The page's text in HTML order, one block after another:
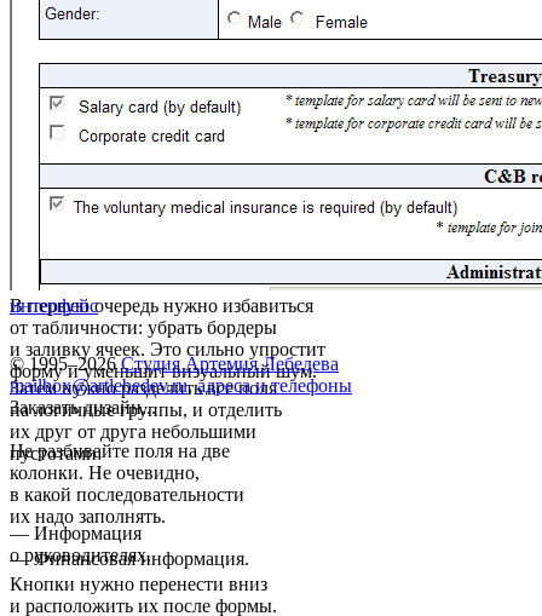
В первую очередь нужно избавиться
от табличности: убрать бордеры
и заливку ячеек. Это сильно упростит
форму и уменьшит визуальный шум.
Затем нужно разделить все поля
на логичные группы, и отделить
их друг от друга небольшими
пустотами:
Не разбивайте поля на две
колонки. Не очевидно,
в какой последовательности
их надо заполнять.
— Информация
о руководителях.
— Финансовая информация.
Кнопки нужно перенести вниз
и расположить их после формы.
интерфейс
© 1995–2026 Студия Артемия Лебедева
mailbox@artlebedev.ru, адреса и телефоны
Заказать дизайн...